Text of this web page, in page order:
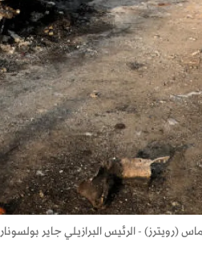
(رويترز) - الرئيس البرازيلي جاير